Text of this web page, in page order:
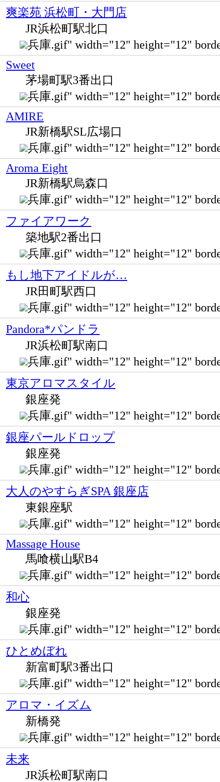
爽楽苑 浜松町・大門店
JR浜松町駅北口
兵庫.gif" width="12" height="12"
Sweet
茅場町駅3番出口
兵庫.gif" width="12" height="12"
AMIRE
JR新橋駅SL広場口
兵庫.gif" width="12" height="12"
Aroma Eight
JR新橋駅烏森口
兵庫.gif" width="12" height="12"
ファイアワーク
築地駅2番出口
兵庫.gif" width="12" height="12"
もし地下アイドルが…
JR田町駅西口
兵庫.gif" width="12" height="12"
Pandora*パンドラ
JR浜松町駅南口
兵庫.gif" width="12" height="12"
東京アロマスタイル
銀座発
兵庫.gif" width="12" height="12"
銀座パールドロップ
銀座発
兵庫.gif" width="12" height="12"
大人のやすらぎSPA 銀座店
東銀座駅
兵庫.gif" width="12" height="12"
Massage House
馬喰横山駅B4
兵庫.gif" width="12" height="12"
和心
銀座発
兵庫.gif" width="12" height="12"
ひとめぼれ
新富町駅3番出口
兵庫.gif" width="12" height="12"
アロマ・イズム
新橋発
兵庫.gif" width="12" height="12"
未来
JR浜松町駅南口